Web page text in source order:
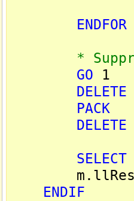
ENDFOR
* Supprimer
GO 1
DELETE
PACK
DELETE
SELECT
ENDIF